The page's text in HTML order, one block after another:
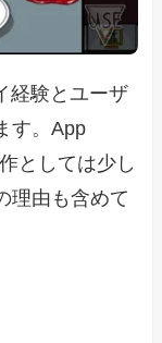
経験とユーザ
す。App
としては少し
理由も含めて